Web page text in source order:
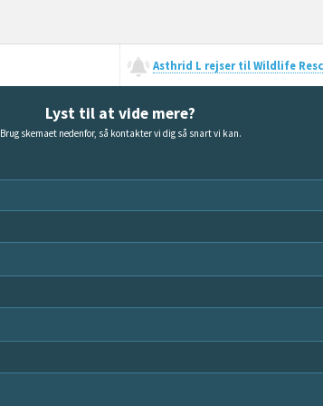
Asthrid L rejser til Wildlife
Lyst til at vide mere?
Brug skemaet nedenfor, så kontakter vi dig så snart vi kan.